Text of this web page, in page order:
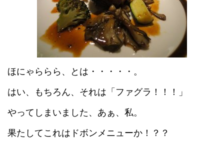
ほにゃららら、とは・・・・・。
はい、もちろん、それは「ファグラ！！！」
やってしまいました、あぁ、私。
果たしてこれはドボンメニューか！？？